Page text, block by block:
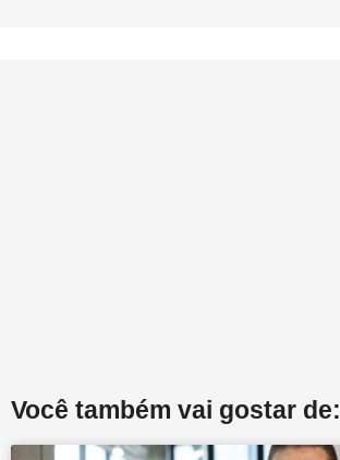
Você também vai gostar de: